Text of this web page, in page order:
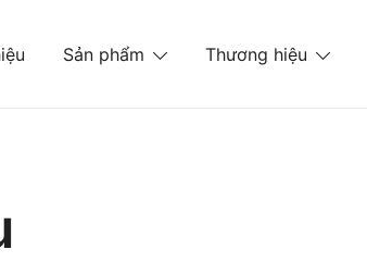
Sản phẩm Thương hiệu